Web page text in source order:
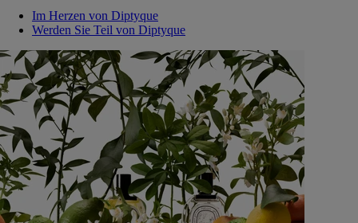
Im Herzen von Diptyque
Werden Sie Teil von Diptyque